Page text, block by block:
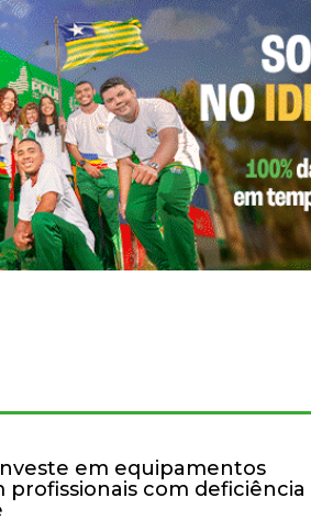
em equipamentos
com deficiência